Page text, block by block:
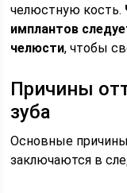
челюстную кость.
имплантов
челюсти, чтобы
Причины
зуба
Основные
заключаются в